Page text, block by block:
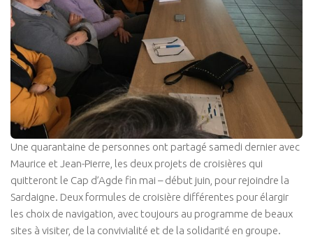
Une quarantaine de personnes ont partagé samedi dernier avec
Maurice et Jean-Pierre, les deux projets de croisières qui
quitteront le Cap d’Agde fin mai – début juin, pour rejoindre la
Sardaigne. Deux formules de croisière différentes pour élargir
les choix de navigation, avec toujours au programme de beaux
sites à visiter, de la convivialité et de la solidarité en groupe.